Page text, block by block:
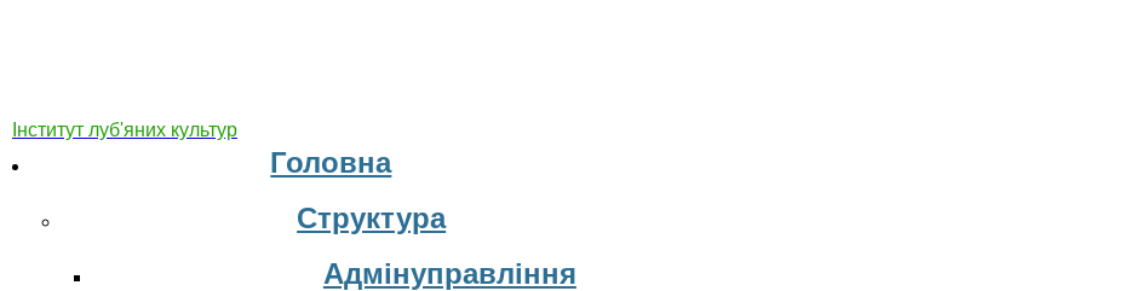
Інститут луб'яних культур
Головна
Структура
Адмінуправління